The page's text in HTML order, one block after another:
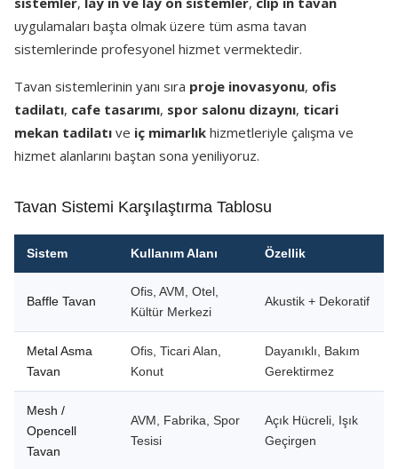
uygulamaları başta olmak üzere tüm asma tavan
sistemlerinde profesyonel hizmet vermektedir.
Tavan sistemlerinin yanı sıra proje inovasyonu, ofis
tadilatı, cafe tasarımı, spor salonu dizaynı, ticari
mekan tadilatı ve iç mimarlık hizmetleriyle çalışma ve
hizmet alanlarını baştan sona yeniliyoruz.
Tavan Sistemi Karşılaştırma Tablosu
Sistem Kullanım Alanı Özellik
Baffle Tavan
Ofis, AVM, Otel,
Kültür Merkezi
Akustik + Dekoratif
Metal Asma
Tavan
Ofis, Ticari Alan,
Konut
Dayanıklı, Bakım
Gerektirmez
Mesh /
Opencell
Tavan
AVM, Fabrika, Spor
Tesisi
Açık Hücreli, Işık
Geçirgen